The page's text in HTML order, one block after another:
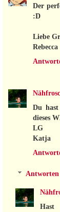
Der
:D
Liebe
Rebecca
Du
dieses
LG
Katja
Antworten
Hast